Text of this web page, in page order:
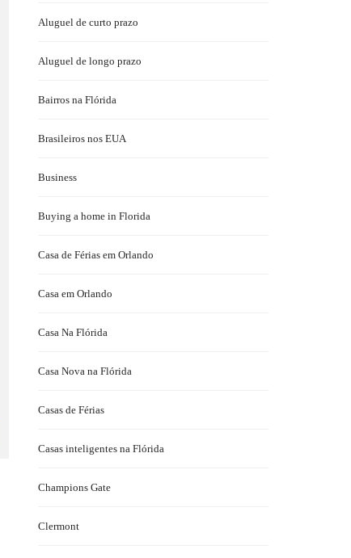
Aluguel de curto prazo
Aluguel de longo prazo
Bairros na Flórida
Brasileiros nos EUA
Business
Buying a home in Florida
Casa de Férias em Orlando
Casa em Orlando
Casa Na Flórida
Casa Nova na Flórida
Casas de Férias
Casas inteligentes na Flórida
Champions Gate
Clermont